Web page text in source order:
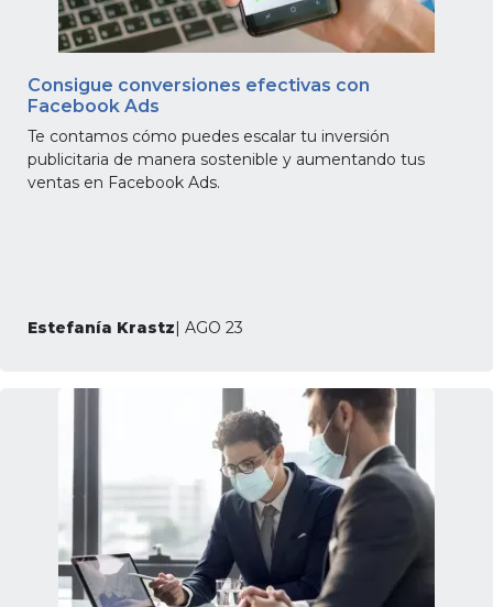
Consigue conversiones efectivas con
Facebook Ads
Te contamos cómo puedes escalar tu inversión
publicitaria de manera sostenible y aumentando tus
ventas en Facebook Ads.
Estefanía Krastz| AGO 23